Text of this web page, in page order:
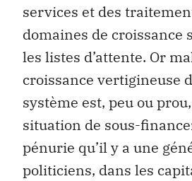
services et des
domaines de croissance
les listes d’attente. Or
croissance vertigineuse
système est, peu ou
situation de sous-
pénurie qu’il y a une
politiciens, dans les